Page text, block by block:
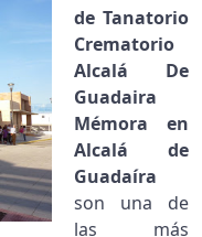
de Tanatorio
Crematorio
Alcalá De
Guadaira
Mémora en
Alcalá de
Guadaíra
son una de
las más